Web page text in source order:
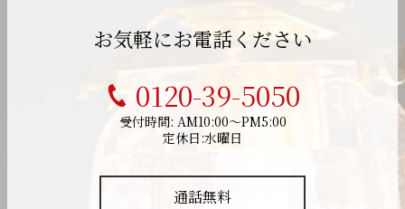
お気軽にお電話ください
0120-39-5050
受付時間: AM10:00～PM5:00
定休日:水曜日
通話無料